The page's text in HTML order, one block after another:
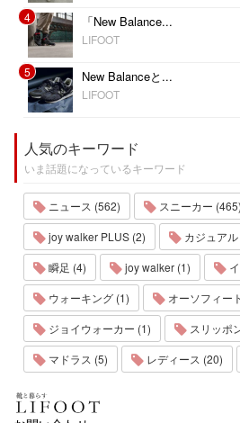
4 「New Balance...
LIFOOT
5 New Balanceと...
LIFOOT
人気のキーワード
いま話題になっているキーワード
ニュース (562) スニーカー (465)
joy walker PLUS (2)
カジュア
瞬足 (4)
joy walker (1)
ウォーキング (1)
オーソフィー
ジョイウォーカー (1)
スリッポ
マドラス (5)
レディース (20)